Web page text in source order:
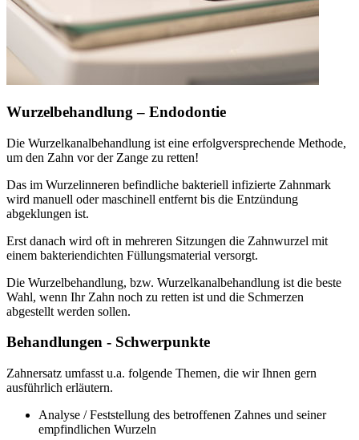
Wurzelbehandlung – Endodontie
Die Wurzelkanalbehandlung ist eine erfolgversprechende Methode,
um den Zahn vor der Zange zu retten!
Das im Wurzelinneren befindliche bakteriell infizierte Zahnmark
wird manuell oder maschinell entfernt bis die Entzündung
abgeklungen ist.
Erst danach wird oft in mehreren Sitzungen die Zahnwurzel mit
einem bakteriendichten Füllungsmaterial versorgt.
Die Wurzelbehandlung, bzw. Wurzelkanalbehandlung ist die beste
Wahl, wenn Ihr Zahn noch zu retten ist und die Schmerzen
abgestellt werden sollen.
Behandlungen - Schwerpunkte
Zahnersatz umfasst u.a. folgende Themen, die wir Ihnen gern
ausführlich erläutern.
Analyse / Feststellung des betroffenen Zahnes und seiner
empfindlichen Wurzeln